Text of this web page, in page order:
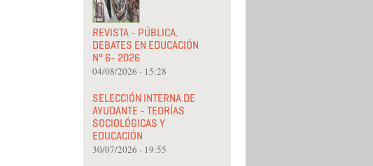
REVISTA - PÚBLICA.
DEBATES EN EDUCACIÓN
N° 6- 2026
04/08/2026 - 15:28
SELECCIÓN INTERNA DE
AYUDANTE - TEORÍAS
SOCIOLÓGICAS Y
EDUCACIÓN
30/07/2026 - 19:55